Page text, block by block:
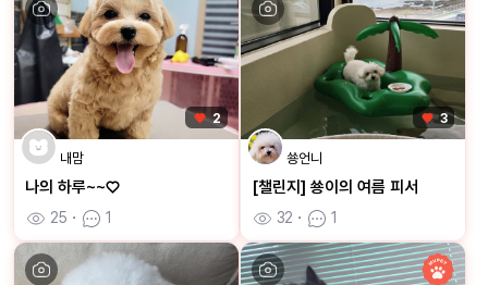
2
내맘
나의 하루~~♡
25 ㆍ 1
3
쑝언니
[챌린지] 쑝이의 여름 피서
32 ㆍ 1